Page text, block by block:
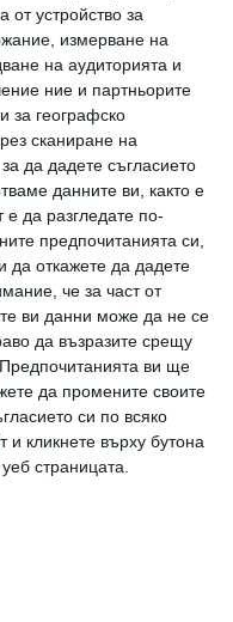
устройство за
измерване на
на аудиторията и
ние и партньорите
за географско
сканиране на
да дадете съгласието
данните ви, както е
да разгледате по-
предпочитанията си,
да откажете да дадете
че за част от
ви данни може да не се
да възразите срещу
ви ще
да промените своите
си по всяко
и кликнете върху бутона
страницата.
майка и
заедно, беше на
мама, че
2024 г.,
Ричи и Кейт
Харлоу)
Джоел Мадън и
името на Кейт